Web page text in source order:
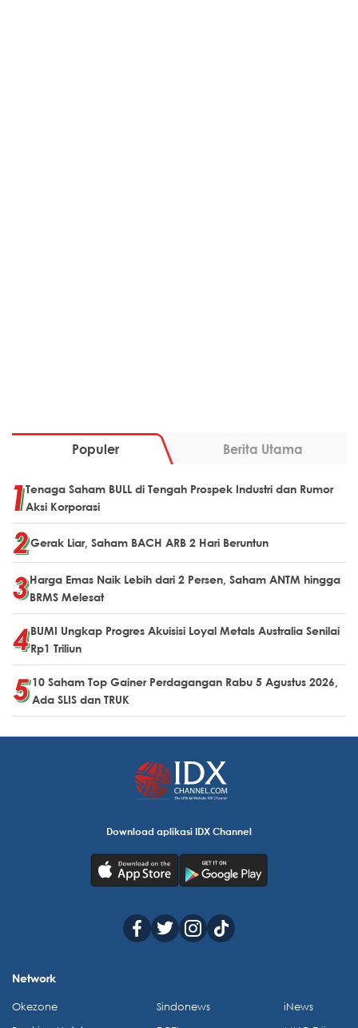
Populer Berita Utama
Tenaga Saham BULL di Tengah Prospek Industri dan Rumor
Aksi Korporasi
Gerak Liar, Saham BACH ARB 2 Hari Beruntun
Harga Emas Naik Lebih dari 2 Persen, Saham ANTM hingga
BRMS Melesat
BUMI Ungkap Progres Akuisisi Loyal Metals Australia Senilai
Rp1 Triliun
10 Saham Top Gainer Perdagangan Rabu 5 Agustus 2026,
Ada SLIS dan TRUK
Download aplikasi IDX Channel
Network
Okezone
Sindonews
iNews